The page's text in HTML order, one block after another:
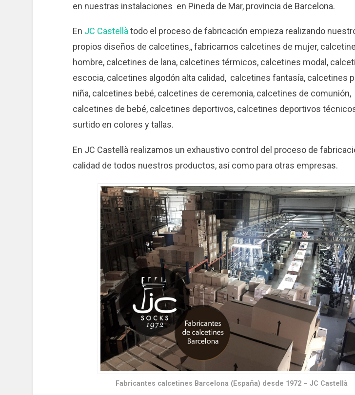
en nuestras instalaciones en Pineda de Mar, provincia de Barcelona.
En JC Castellàtodo el proceso de fabricación empieza realizando
propios diseños de calcetines,, fabricamos calcetines de mujer,
hombre, calcetines de lana, calcetines térmicos, calcetines modal,
escocia, calcetines algodón alta calidad, calcetines fantasía, calcetines
niña, calcetines bebé, calcetines de ceremonia, calcetines de comunión,
calcetines de bebé, calcetines deportivos, calcetines deportivos
surtido en colores y tallas.
En JC Castellà realizamos un exhaustivo control del proceso de
calidad de todos nuestros productos, así como para otras empresas.
Fabricantes calcetines Barcelona (España) desde 1972 – JC Castellà